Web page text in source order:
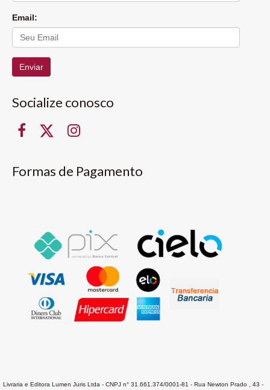
Email:
Enviar
Socialize conosco
Formas de Pagamento
Livraria e Editora Lumen Juris Ltda - CNPJ n° 31.661.374/0001-81 - Rua Newton Prado , 43 -